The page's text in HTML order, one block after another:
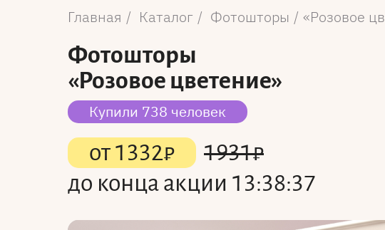
Главная Каталог Фотошторы Розовое
Фотошторы
«Розовое цветение»
Купили 738 человек
от1332₽ 1931₽
до конца акции 13:38:37